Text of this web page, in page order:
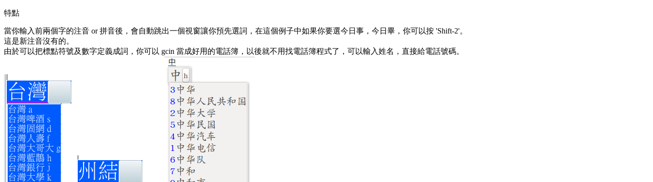
特點
當你輸入前兩個字的注音 or 拼音後，會自動跳出一個視窗讓你預先選詞，在這個例子中如果你要選今日事，今日畢，你可以按 'Shift-2'。
這是新注音沒有的。
由於可以把標點符號及數字定義成詞，你可以 gcin 當成好用的電話簿，以後就不用找電話簿程式了，可以輸入姓名，直接給電話號碼。